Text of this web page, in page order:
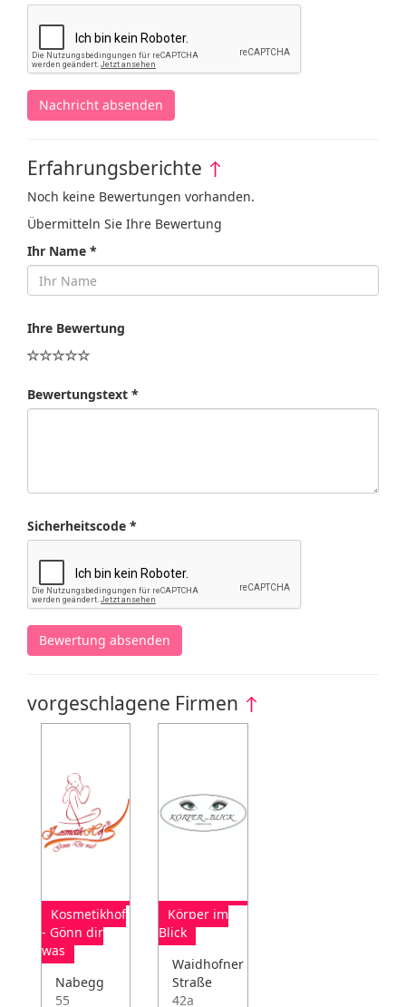
Nachricht absenden
Erfahrungsberichte ↑
Noch keine Bewertungen vorhanden.
Übermitteln Sie Ihre Bewertung
Ihr Name *
Ihre Bewertung
Bewertungstext *
Sicherheitscode *
Bewertung absenden
vorgeschlagene Firmen ↑
Kosmetikhof
- Gönn dir
was
Nabegg
55
Körper im
Blick
Waidhofner
Straße
42a